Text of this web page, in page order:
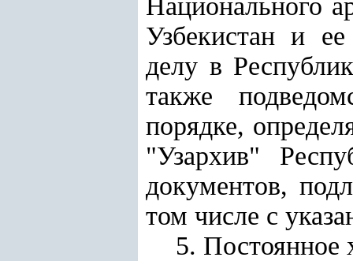
Национального
Узбекистан и
делу в
также
порядке,
"Узархив"
документов,
том числе с
5. Постоянное